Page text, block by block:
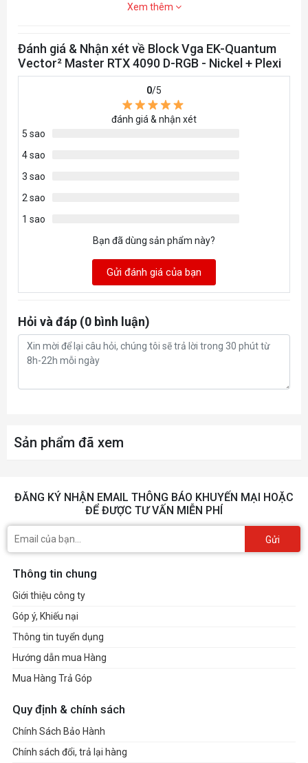
Xem thêm
Đánh giá & Nhận xét về Block Vga EK-Quantum
Vector² Master RTX 4090 D-RGB - Nickel + Plexi
0/5
đánh giá & nhận xét
5 sao
4 sao
3 sao
2 sao
1 sao
Bạn đã dùng sản phẩm này?
Gửi đánh giá của bạn
Hỏi và đáp (0 bình luận)
Sản phẩm đã xem
ĐĂNG KÝ NHẬN EMAIL THÔNG BÁO KHUYẾN MẠI HOẶC
ĐỂ ĐƯỢC TƯ VẤN MIỄN PHÍ
Gửi
Thông tin chung
Giới thiệu công ty
Góp ý, Khiếu nại
Thông tin tuyển dụng
Hướng dẫn mua Hàng
Mua Hàng Trả Góp
Quy định & chính sách
Chính Sách Bảo Hành
Chính sách đổi, trả lại hàng